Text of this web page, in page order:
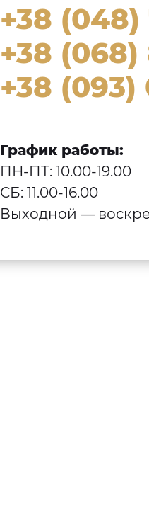
+38
+38 (068)
+38 (093)
График работы:
ПН-ПТ: 10.00-19.00
СБ: 11.00-16.00
Выходной —